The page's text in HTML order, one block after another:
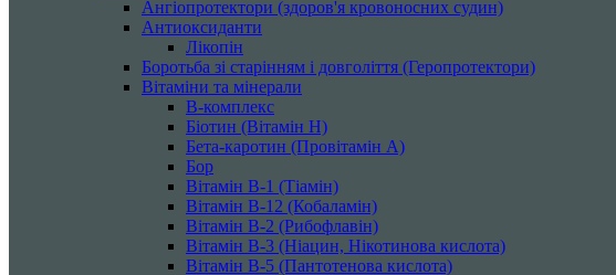
Ангіопротектори (здоров'я кровоносних судин)
Антиоксиданти
Лікопін
Боротьба зі старінням і довголіття (Геропротектори)
Вітаміни та мінерали
B-комплекс
Біотин (Вітамін H)
Бета-каротин (Провітамін А)
Бор
Вітамін B-1 (Тіамін)
Вітамін B-12 (Кобаламін)
Вітамін B-2 (Рибофлавін)
Вітамін B-3 (Ніацин, Нікотинова кислота)
Вітамін B-5 (Пантотенова кислота)